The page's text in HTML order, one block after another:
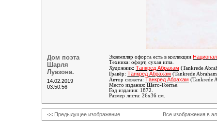
Дом поэта
Шарля
Луазона.
14.02.2019
03:50:56
Экземпляр офорта есть в коллекции
Техника: офорт, сухая игла.
Художник: Танкред Абрахам (Tankrede
Гравёр: Танкред Абрахам (Tankrede
Автор сюжета: Танкред Абрахам (Tankrede
Место издания: Шато-Гонтье.
Год издания: 1872.
Размер листа: 26х36 см.
<< Предыдущее изображение Все изображения в